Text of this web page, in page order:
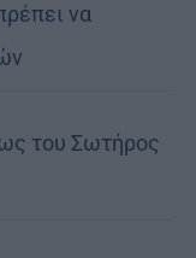
να
του Σωτήρος